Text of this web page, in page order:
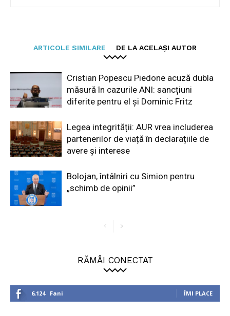
ARTICOLE SIMILARE DE LA ACELAȘI AUTOR
Cristian Popescu Piedone acuză dubla
măsură în cazurile ANI: sancțiuni
diferite pentru el și Dominic Fritz
Legea integrității: AUR vrea includerea
partenerilor de viață în declarațiile de
avere și interese
Bolojan, întâlniri cu Simion pentru
„schimb de opinii”
RĂMÂI CONECTAT
6,124 Fani ÎMI PLACE